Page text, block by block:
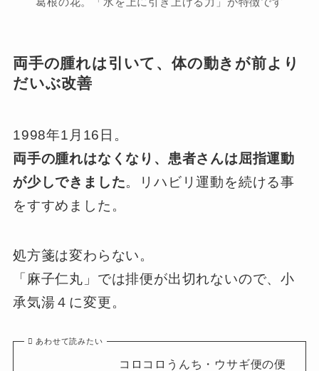
両手の腫れは引いて、体の動きが前より
だいぶ改善
1998年1月16日。
両手の腫れはなくなり、患者さんは屈指運動
が少しできました。リハビリ運動を続ける事
をすすめました。
処方箋は変わらない。
「麻子仁丸」では排便が出切れないので、小
承気湯４に変更。
あわせて読みたい
コロコロうんち・ウサギ便の便